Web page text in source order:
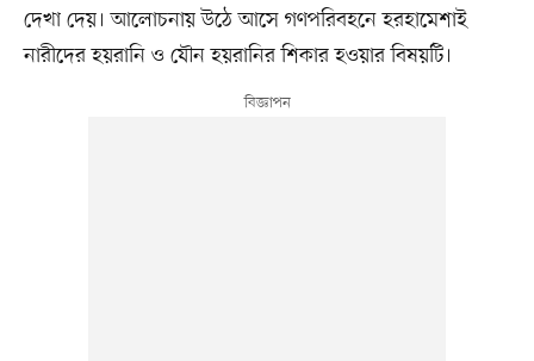
দেখা দেয়। আলোচনায় উঠে আসে গণপরিবহনে হরহামেশাই
নারীদের হয়রানি ও যৌন হয়রানির শিকার হওয়ার বিষয়টি।